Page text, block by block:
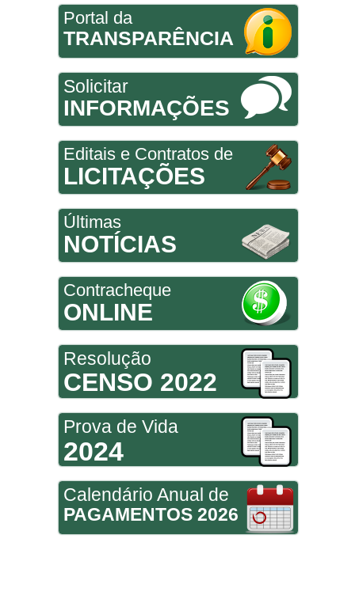
Portal da
TRANSPARÊNCIA
Solicitar
INFORMAÇÕES
Editais e Contratos de
LICITAÇÕES
Últimas
NOTÍCIAS
Contracheque
ONLINE
Resolução
CENSO 2022
Prova de Vida
2024
Calendário Anual de
PAGAMENTOS 2026